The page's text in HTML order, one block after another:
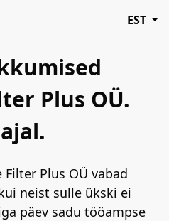
EST
Plus OÜ.
ajal.
Plus OÜ vabad
neist sulle ükski ei
päev sadu tööampse